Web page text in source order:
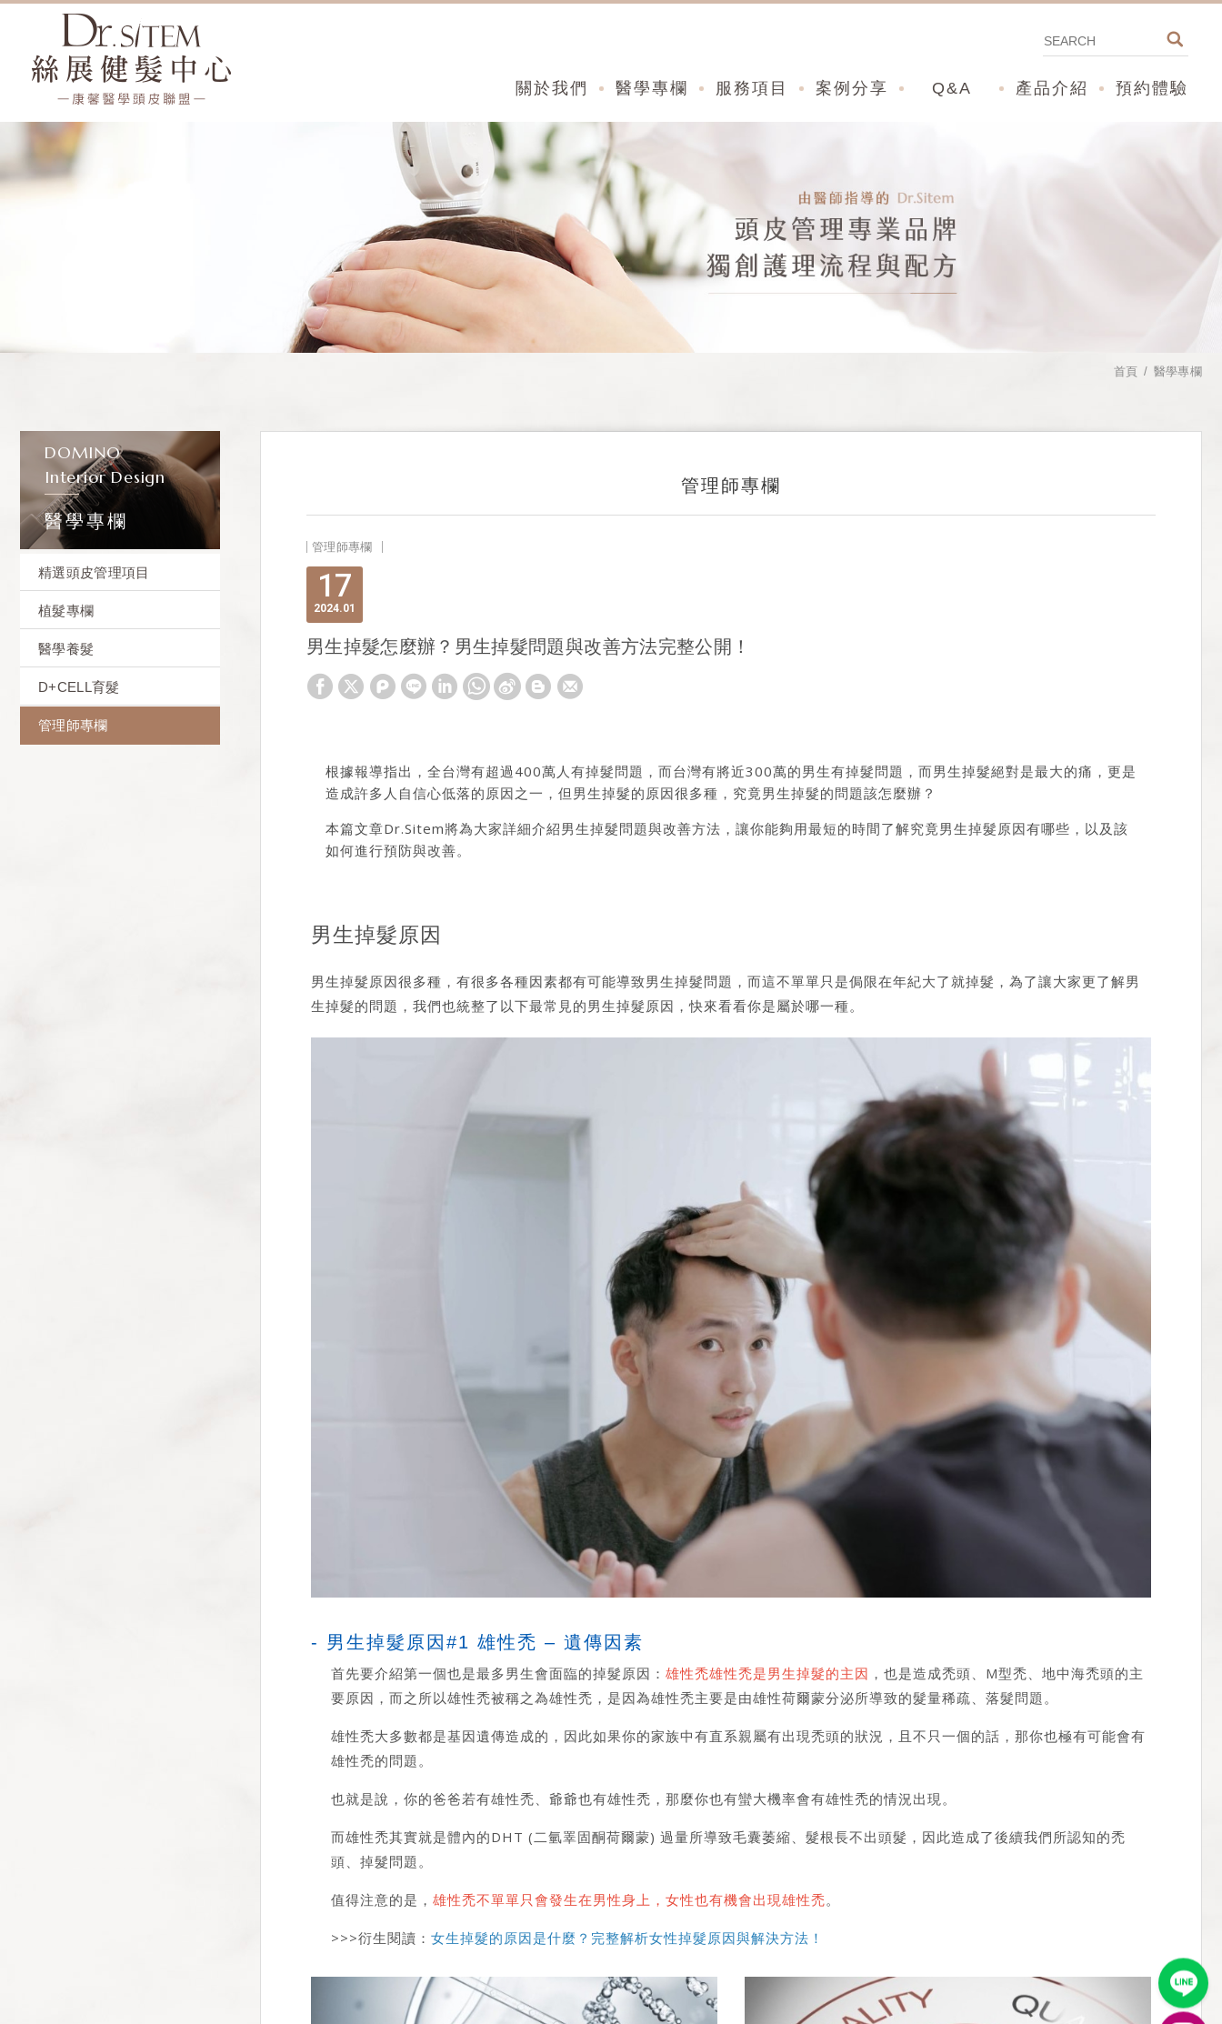
關於我們 醫學專欄 服務項目 案例分享 Q&A 產品介紹 預約體驗
首頁 醫學專欄
DOMINO
Interior Design
醫學專欄
精選頭皮管理項目
植髮專欄
醫學養髮
D+CELL育髮
管理師專欄
管理師專欄
管理師專欄
17
01
2024
男生掉髮怎麼辦？男生掉髮問題與改善方法完整公開！
根據報導指出，全台灣有超過400萬人有掉髮問題，而台灣有將近300萬的男生有掉髮問題，而男生掉髮絕對是最大的痛，更是
造成許多人自信心低落的原因之一，但男生掉髮的原因很多種，究竟男生掉髮的問題該怎麼辦？
本篇文章Dr.Sitem將為大家詳細介紹男生掉髮問題與改善方法，讓你能夠用最短的時間了解究竟男生掉髮原因有哪些，以及該
如何進行預防與改善。
男生掉髮原因
男生掉髮原因很多種，有很多各種因素都有可能導致男生掉髮問題，而這不單單只是侷限在年紀大了就掉髮，為了讓大家更了解男
生掉髮的問題，我們也統整了以下最常見的男生掉髮原因，快來看看你是屬於哪一種。
- 男生掉髮原因#1 雄性禿 – 遺傳因素
首先要介紹第一個也是最多男生會面臨的掉髮原因：雄性禿雄性禿是男生掉髮的主因 ，也是造成禿頭、M型禿、地中海禿頭的主
要原因，而之所以雄性禿被稱之為雄性禿，是因為雄性禿主要是由雄性荷爾蒙分泌所導致的髮量稀疏、落髮問題。
雄性禿大多數都是基因遺傳造成的，因此如果你的家族中有直系親屬有出現禿頭的狀況，且不只一個的話，那你也極有可能會有
雄性禿的問題。
也就是說，你的爸爸若有雄性禿、爺爺也有雄性禿，那麼你也有蠻大機率會有雄性禿的情況出現。
而雄性禿其實就是體內的DHT (二氫睪固酮荷爾蒙) 過量所導致毛囊萎縮、髮根長不出頭髮，因此造成了後續我們所認知的禿
頭、掉髮問題。
值得注意的是，雄性禿不單單只會發生在男性身上，女性也有機會出現雄性禿。
>>>衍生閱讀：女生掉髮的原因是什麼？完整解析女性掉髮原因與解決方法！